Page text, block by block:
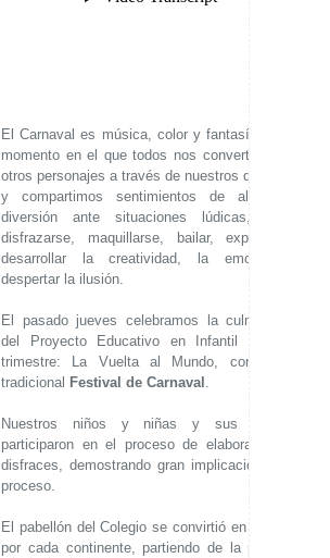
El Carnaval es música, color y fantasía. Es el
momento en el que todos nos convertimos en
otros personajes a través de nuestros disfraces
y compartimos sentimientos de alegría y
diversión ante situaciones lúdicas, como
disfrazarse, maquillarse, bailar, expresar y
desarrollar la creatividad, la emoción y
despertar la ilusión.
El pasado jueves celebramos la culminación
del Proyecto Educativo en Infantil de este
trimestre: La Vuelta al Mundo, con el ya
tradicional Festival de Carnaval
Nuestros niños y niñas y sus familias
participaron en el proceso de elaboración de
disfraces, demostrando gran implicación en el
proceso.
El pabellón del Colegio se convirtió en un viaje
por cada continente, partiendo de la pista de